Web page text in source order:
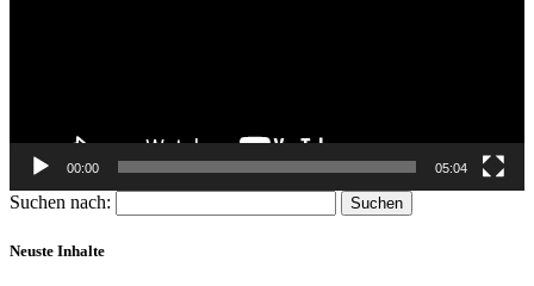
00:00 05:04
Suchen nach:
Neuste Inhalte